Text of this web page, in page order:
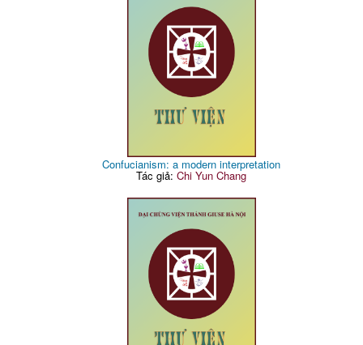
Confucianism: a modern interpretation
Tác giả:Chi Yun Chang